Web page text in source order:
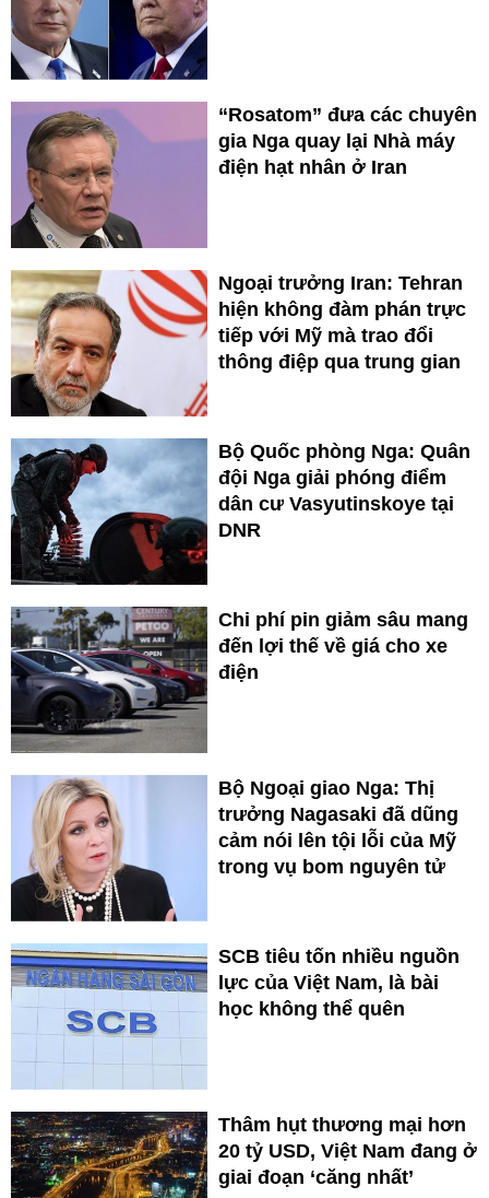
“Rosatom” đưa các chuyên
gia Nga quay lại Nhà máy
điện hạt nhân ở Iran
Ngoại trưởng Iran: Tehran
hiện không đàm phán trực
tiếp với Mỹ mà trao đổi
thông điệp qua trung gian
Bộ Quốc phòng Nga: Quân
đội Nga giải phóng điểm
dân cư Vasyutinskoye tại
DNR
Chi phí pin giảm sâu mang
đến lợi thế về giá cho xe
điện
Bộ Ngoại giao Nga: Thị
trưởng Nagasaki đã dũng
cảm nói lên tội lỗi của Mỹ
trong vụ bom nguyên tử
SCB tiêu tốn nhiều nguồn
lực của Việt Nam, là bài
học không thể quên
Thâm hụt thương mại hơn
20 tỷ USD, Việt Nam đang ở
giai đoạn ‘căng nhất’